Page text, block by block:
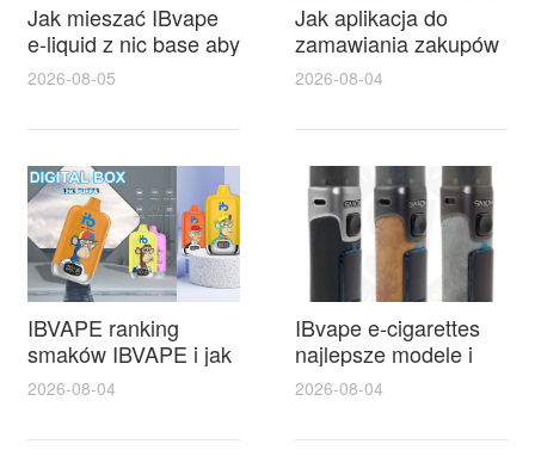
Jak mieszać IBvape
e-liquid z nic base aby
uzyskać najlepszy
2026-08-05
Jak aplikacja do
zamawiania zakupów
w IBVape Shop
zakupy i realne
2026-08-04
IBVAPE ranking
smaków IBVAPE i jak
wybrać najlepszy
tytoń do sziszy
2026-08-04
IBvape e-cigarettes
najlepsze modele i
porady zakupowe
oraz gdzie znaleźć
sklep traugutta
2026-08-04